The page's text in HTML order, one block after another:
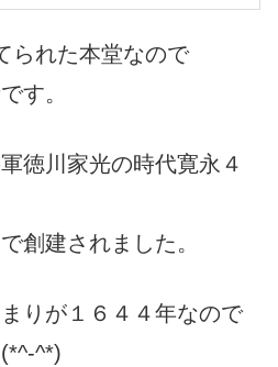
られた本堂なので
す。
徳川家光の時代寛永４
創建されました。
りが１６４４年なので
^*)